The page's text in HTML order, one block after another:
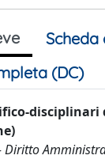
(DC)
disciplinari
Diritto